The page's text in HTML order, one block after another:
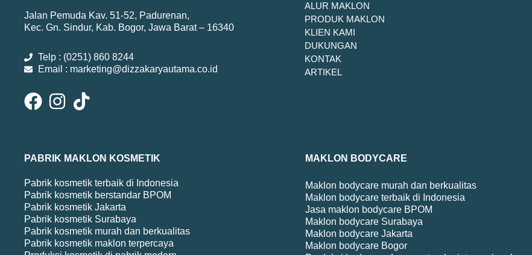
Jalan Pemuda Kav. 51-52, Padurenan,
Kec. Gn. Sindur, Kab. Bogor, Jawa Barat – 16340
Telp : (0251) 860 8244
Email : marketing@dizzakaryautama.co.id
ALUR MAKLON
PRODUK MAKLON
KLIEN KAMI
DUKUNGAN
KONTAK
ARTIKEL
PABRIK MAKLON KOSMETIK
Pabrik kosmetik terbaik di Indonesia
Pabrik kosmetik berstandar BPOM
Pabrik kosmetik Jakarta
Pabrik kosmetik Surabaya
Pabrik kosmetik murah dan berkualitas
Pabrik kosmetik maklon terpercaya
MAKLON BODYCARE
Maklon bodycare murah dan berkualitas
Maklon bodycare terbaik di Indonesia
Jasa maklon bodycare BPOM
Maklon bodycare Surabaya
Maklon bodycare Jakarta
Maklon bodycare Bogor